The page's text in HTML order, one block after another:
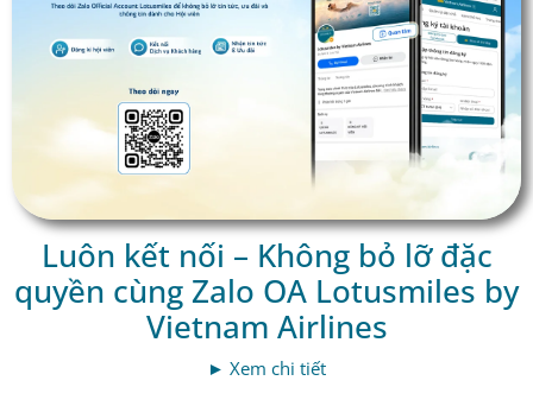
Luôn kết nối – Không bỏ lỡ đặc
quyền cùng Zalo OA Lotusmiles by
Vietnam Airlines
► Xem chi tiết